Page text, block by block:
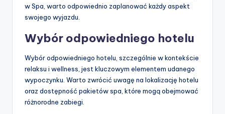
w Spa, warto odpowiednio zaplanować każdy aspekt
swojego wyjazdu.
Wybór odpowiedniego hotelu
Wybór odpowiedniego hotelu, szczególnie w kontekście
relaksu i wellness, jest kluczowym elementem udanego
wypoczynku. Warto zwrócić uwagę na lokalizację hotelu
oraz dostępność pakietów spa, które mogą obejmować
różnorodne zabiegi.